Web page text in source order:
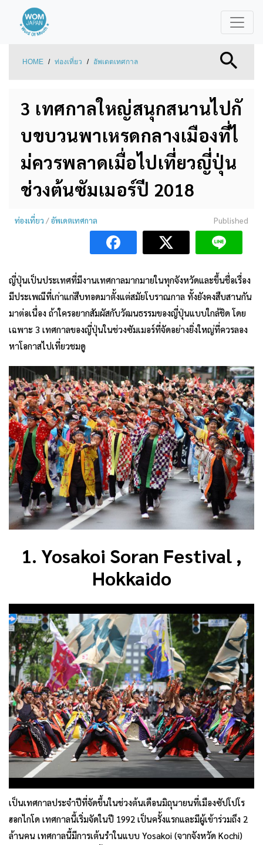
HOME / ท่องเที่ยว / อัพเดตเทศกาล
3 เทศกาลใหญ่สนุกสนานไปกั
บขบวนพาเหรดกลางเมืองที่ไ
ม่ควรพลาดเมื่อไปเที่ยวญี่ปุ่น
ช่วงต้นซัมเมอร์ปี 2018
ท่องเที่ยว /อัพเดตเทศกาล Published
ญี่ปุ่นเป็นประเทศที่มีงานเทศกาลมากมายในทุกจังหวัดและขึ้นชื่อเรื่อง
มีประเพณีที่เก่าแก่สืบทอดมาตั้งแต่สมัยโบราณกาล ทั้งยังคงสืบสานกัน
มาต่อเนื่อง ถ้าใครอยากสัมผัสกับวัฒนธรรมของญี่ปุ่นแบบใกล้ชิด โดย
เฉพาะ 3 เทศกาลของญี่ปุ่นในช่วงซัมเมอร์ที่จัดอย่างยิ่งใหญ่ที่ควรลอง
หาโอกาสไปเที่ยวชมดู
1. Yosakoi Soran Festival ,
Hokkaido
เป็นเทศกาลประจำปีที่จัดขึ้นในช่วงต้นเดือนมิถุนายนที่เมืองซัปโปโร
ฮอกไกโด เทศกาลนี้เริ่มจัดในปี 1992 เป็นครั้งแรกและมีผู้เข้าร่วมถึง 2
ล้านคน เทศกาลนี้มีการเต้นรำในแบบ Yosakoi (จากจังหวัด Kochi)